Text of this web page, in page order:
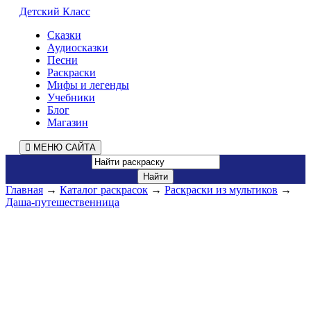
Детский Класс
Сказки
Аудиосказки
Песни
Раскраски
Мифы и легенды
Учебники
Блог
Магазин
МЕНЮ САЙТА
Главная → Каталог раскрасок → Раскраски из мультиков →
Даша-путешественница